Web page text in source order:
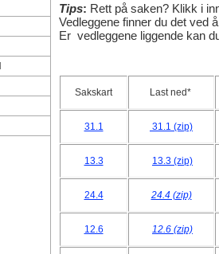
Tips: Rett på saken? Klikk i
Vedleggene finner du det ved
Er vedleggene liggende kan
Sakskart Last ned*
31.1 31.1 (zip)
13.3 13.3 (zip)
24.4 24.4 (zip)
12.6 12.6 (zip)